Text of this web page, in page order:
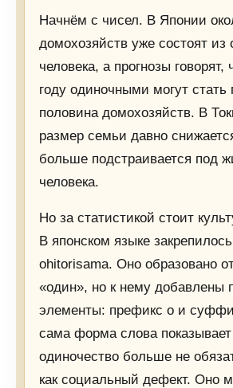
Начнём с чисел. В Японии
домохозяйств уже состоят из
человека, а прогнозы говорят,
году одиночными могут стать
половина домохозяйств. В
размер семьи давно
больше подстраивается под
человека.
Но за статистикой стоит
В японском языке
ohitorisama. Оно образовано
«один», но к нему добавлены
элементы: префикс o и
сама форма слова показывает
одиночество больше не
как социальный дефект. Оно